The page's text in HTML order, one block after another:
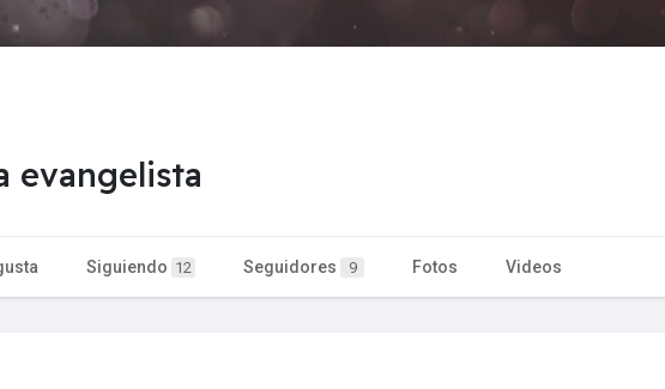
evangelista
Siguiendo 12 Seguidores 9 Fotos Videos